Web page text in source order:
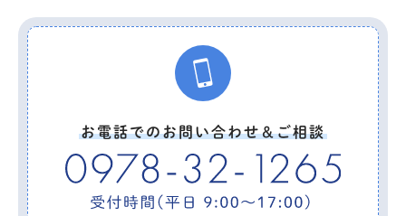
お電話でのお問い合わせ＆ご相談